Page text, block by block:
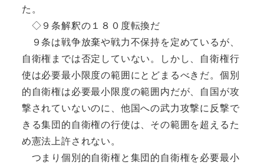
た。
◇９条解釈の１８０度転換だ
９条は戦争放棄や戦力不保持を定めているが、
自衛権までは否定していない。しかし、自衛権行
使は必要最小限度の範囲にとどまるべきだ。個別
的自衛権は必要最小限度の範囲内だが、自国が攻
撃されていないのに、他国への武力攻撃に反撃で
きる集団的自衛権の行使は、その範囲を超えるた
め憲法上許されない。
つまり個別的自衛権と集団的自衛権を必要最小